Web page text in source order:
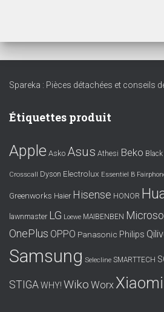
Spareka : Pièces détachées et conseils
Étiquettes produit
Apple Asko Asus Athesi Beko Black
Crosscall Dyson Electrolux Essentiel B
Greenworks Haier Hisense HONOR
lawnmaster LG Loewe MAIBENBEN
OnePlus OPPO Panasonic Philips
Samsung Selecline SMARTTECH
STIGAWHY! Wiko Worx Xiaomi